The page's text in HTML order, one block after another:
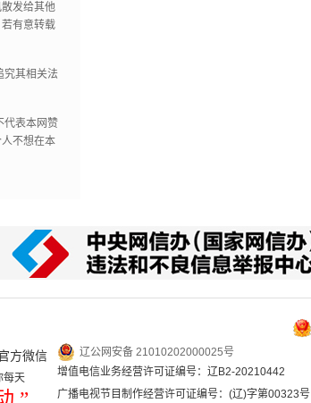
发给其他
有意转载
究其相关法
代表本网赞
不想在本
方微信
每天
辽公网安备 21010202000025号
增值电信业务经营许可证编号：辽B2-20210442
广播电视节目制作经营许可证编号：(辽)字第00323号